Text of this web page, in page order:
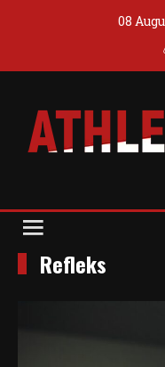
08
Refleks